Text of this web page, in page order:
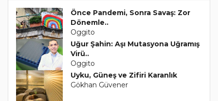
Önce Pandemi, Sonra Savaş: Zor
Dönemle..
Oggito
Uğur Şahin: Aşı Mutasyona Uğramış
Virü..
Oggito
Uyku, Güneş ve Zifiri Karanlık
Gökhan Güvener